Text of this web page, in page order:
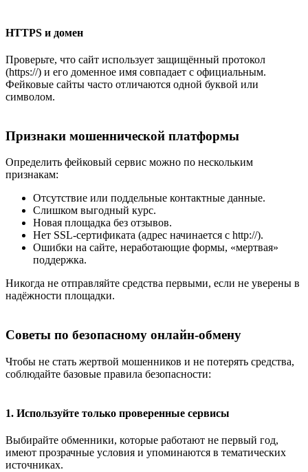
HTTPS и домен
Проверьте, что сайт использует защищённый протокол
(https://) и его доменное имя совпадает с официальным.
Фейковые сайты часто отличаются одной буквой или
символом.
Признаки мошеннической платформы
Определить фейковый сервис можно по нескольким
признакам:
Отсутствие или поддельные контактные данные.
Слишком выгодный курс.
Новая площадка без отзывов.
Нет SSL-сертификата (адрес начинается с http://).
Ошибки на сайте, неработающие формы, «мертвая»
поддержка.
Никогда не отправляйте средства первыми, если не уверены в
надёжности площадки.
Советы по безопасному онлайн-обмену
Чтобы не стать жертвой мошенников и не потерять средства,
соблюдайте базовые правила безопасности:
1. Используйте только проверенные сервисы
Выбирайте обменники, которые работают не первый год,
имеют прозрачные условия и упоминаются в тематических
источниках.